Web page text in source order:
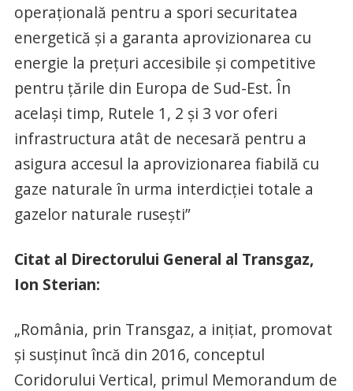
operațională pentru a spori securitatea
energetică și a garanta aprovizionarea cu
energie la prețuri accesibile și competitive
pentru țările din Europa de Sud-Est. În
același timp, Rutele 1, 2 și 3 vor oferi
infrastructura atât de necesară pentru a
asigura accesul la aprovizionarea fiabilă cu
gaze naturale în urma interdicției totale a
gazelor naturale rusești”
Citat al Directorului General al Transgaz,
Ion Sterian:
„România, prin Transgaz, a inițiat, promovat
și susținut încă din 2016, conceptul
Coridorului Vertical, primul Memorandum de